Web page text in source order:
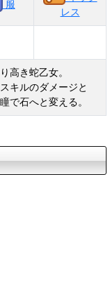
服
レス
高き蛇乙女。
キルのダメージと
で石へと変える。